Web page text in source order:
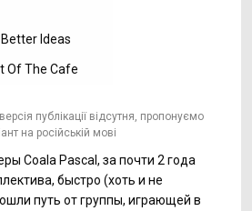
Ideas
Of The Cafe
публікації відсутня, пропонуємо
на російській мові
Coala Pascal, за почти 2 года
быстро (хоть и не
путь от группы, играющей в